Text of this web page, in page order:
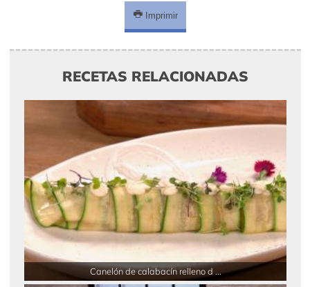
Imprimir
RECETAS RELACIONADAS
Canelón de calabacín relleno d ...